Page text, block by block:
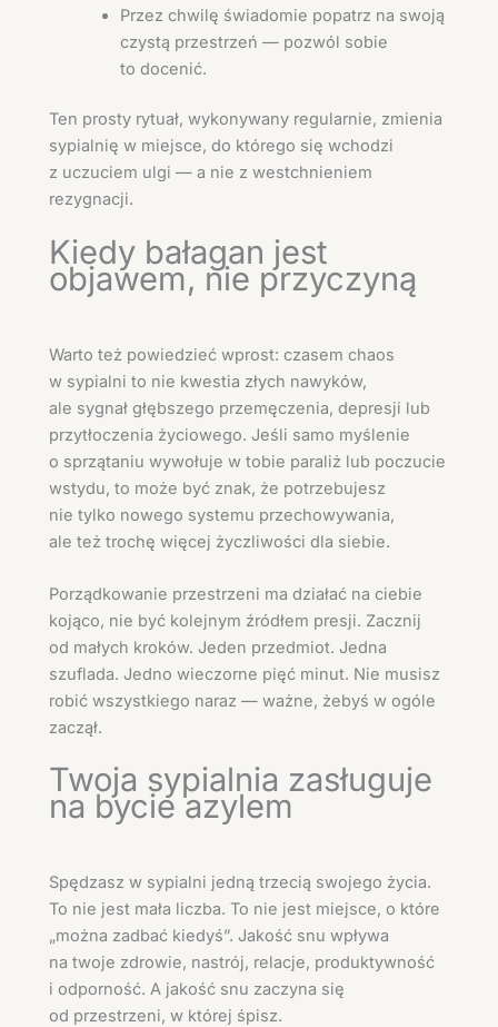
Przez chwilę świadomie popatrz na swoją
czystą przestrzeń — pozwól sobie
to docenić.
Ten prosty rytuał, wykonywany regularnie, zmienia
sypialnię w miejsce, do którego się wchodzi
z uczuciem ulgi — a nie z westchnieniem
rezygnacji.
Kiedy bałagan jest
objawem, nie przyczyną
Warto też powiedzieć wprost: czasem chaos
w sypialni to nie kwestia złych nawyków,
ale sygnał głębszego przemęczenia, depresji lub
przytłoczenia życiowego. Jeśli samo myślenie
o sprzątaniu wywołuje w tobie paraliż lub poczucie
wstydu, to może być znak, że potrzebujesz
nie tylko nowego systemu przechowywania,
ale też trochę więcej życzliwości dla siebie.
Porządkowanie przestrzeni ma działać na ciebie
kojąco, nie być kolejnym źródłem presji. Zacznij
od małych kroków. Jeden przedmiot. Jedna
szuflada. Jedno wieczorne pięć minut. Nie musisz
robić wszystkiego naraz — ważne, żebyś w ogóle
zaczął.
Twoja sypialnia zasługuje
na bycie azylem
Spędzasz w sypialni jedną trzecią swojego życia.
To nie jest mała liczba. To nie jest miejsce, o które
„można zadbać kiedyś”. Jakość snu wpływa
na twoje zdrowie, nastrój, relacje, produktywność
i odporność. A jakość snu zaczyna się
od przestrzeni, w której śpisz.